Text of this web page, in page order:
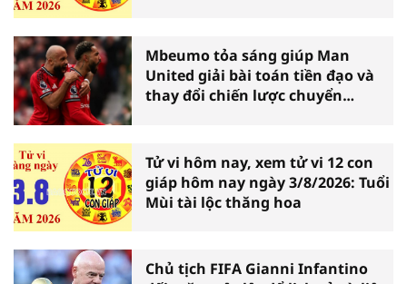
Mbeumo tỏa sáng giúp Man
United giải bài toán tiền đạo và
thay đổi chiến lược chuyển
Tử vi hôm nay, xem tử vi 12 con
giáp hôm nay ngày 3/8/2026: Tuổi
Mùi tài lộc thăng hoa
Chủ tịch FIFA Gianni Infantino